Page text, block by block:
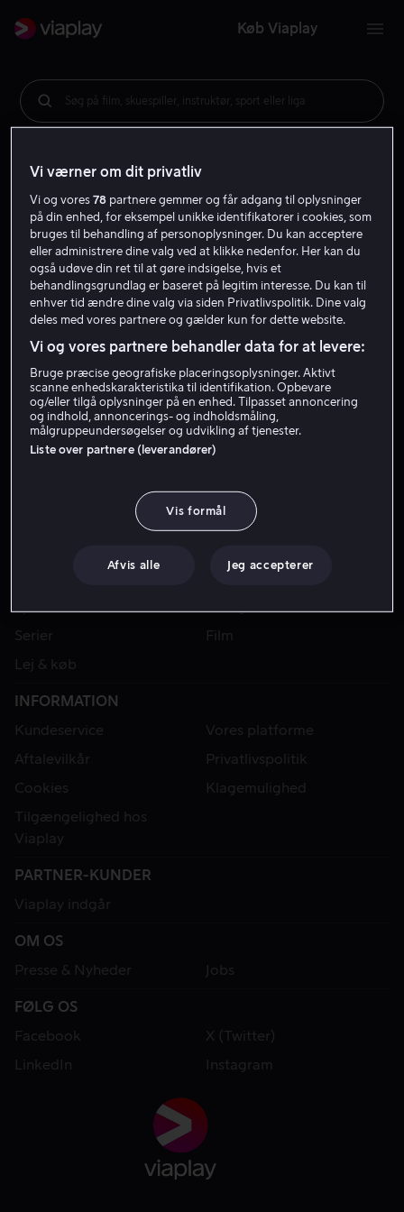
Køb Viaplay
Søg på film, skuespiller, instruktør, sport eller liga
Sport
Kategorier
Serier
Film
Lej & køb
INFORMATION
Kundeservice
Vores platforme
Aftalevilkår
Privatlivspolitik
Cookies
Klagemulighed
Tilgængelighed hos
Viaplay
PARTNER-KUNDER
Viaplay indgår
OM OS
Presse & Nyheder
Jobs
FØLG OS
Facebook
X (Twitter)
LinkedIn
Instagram
Vi værner om dit privatliv
Vi og vores78 partnere gemmer og får adgang til oplysninger
på din enhed, for eksempel unikke identifikatorer i cookies, som
bruges til behandling af personoplysninger. Du kan acceptere
eller administrere dine valg ved at klikke nedenfor. Her kan du
også udøve din ret til at gøre indsigelse, hvis et
behandlingsgrundlag er baseret på legitim interesse. Du kan til
enhver tid ændre dine valg via siden Privatlivspolitik. Dine valg
deles med vores partnere og gælder kun for dette website.
Vi og vores partnere behandler data for at levere:
Bruge præcise geografiske placeringsoplysninger. Aktivt
scanne enhedskarakteristika til identifikation. Opbevare
og/eller tilgå oplysninger på en enhed. Tilpasset annoncering
og indhold, annoncerings- og indholdsmåling,
målgruppeundersøgelser og udvikling af tjenester.
Liste over partnere (leverandører)
Vis formål
Afvis alle Jeg accepterer